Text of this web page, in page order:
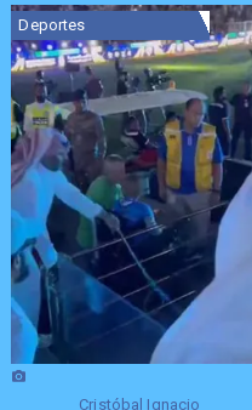
Deportes
Cristóbal Ignacio